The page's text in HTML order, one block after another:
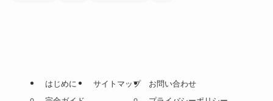
はじめに
サイトマップ
お問い合わせ